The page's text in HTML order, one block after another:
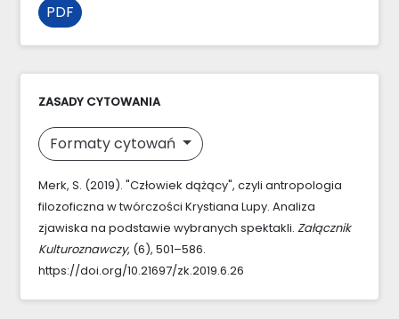
PDF
ZASADY CYTOWANIA
Formaty cytowań
Merk, S. (2019). "Człowiek dążący", czyli antropologia
filozoficzna w twórczości Krystiana Lupy. Analiza
zjawiska na podstawie wybranych spektakli. Załącznik
Kulturoznawczy, (6), 501–586.
https://doi.org/10.21697/zk.2019.6.26